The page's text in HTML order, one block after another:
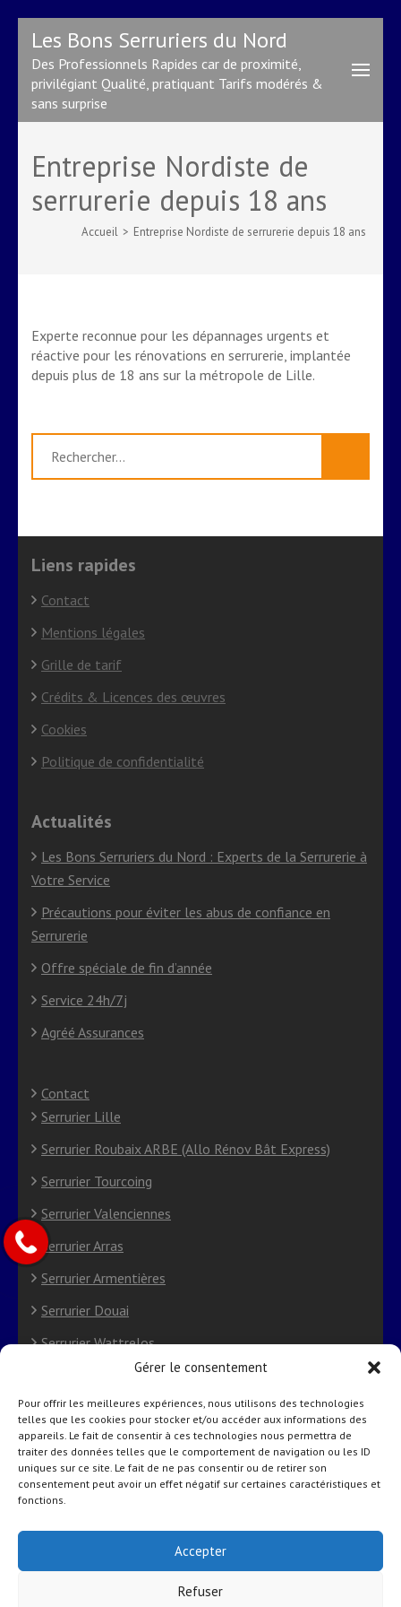
Gérer le consentement
Pour offrir les meilleures expériences, nous utilisons des technologies
telles que les cookies pour stocker et/ou accéder aux informations des
appareils. Le fait de consentir à ces technologies nous permettra de
traiter des données telles que le comportement de navigation ou les ID
uniques sur ce site. Le fait de ne pas consentir ou de retirer son
consentement peut avoir un effet négatif sur certaines caractéristiques et
fonctions.
Accepter
Refuser
contenu
(Pressez
Entrée)
Les Bons Serruriers du Nord
Des Professionnels Rapides car de proximité,
privilégiant Qualité, pratiquant Tarifs modérés &
sans surprise
Entreprise Nordiste de
serrurerie depuis 18 ans
Accueil > Entreprise Nordiste de serrurerie depuis 18 ans
Experte reconnue pour les dépannages urgents et
réactive pour les rénovations en serrurerie, implantée
depuis plus de 18 ans sur la métropole de Lille.
Liens rapides
Contact
Mentions légales
Grille de tarif
Crédits & Licences des œuvres
Cookies
Politique de confidentialité
Actualités
Les Bons Serruriers du Nord : Experts de la Serrurerie à
Votre Service
Précautions pour éviter les abus de confiance en
Serrurerie
Offre spéciale de fin d’année
Service 24h/7j
Agréé Assurances
Contact
Serrurier Lille
Serrurier Roubaix ARBE (Allo Rénov Bât Express)
Serrurier Tourcoing
Serrurier Valenciennes
Serrurier Arras
Serrurier Armentières
Serrurier Douai
Serrurier Wattrelos
Serrurier Villeneuve-d’Ascq
Serrurier Saint-Omer
Politique de cookies (UE)
Les Bons Serruriers du Nord
Construction Company | Développé parRara Theme
Politique de confidentialité